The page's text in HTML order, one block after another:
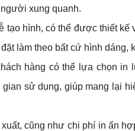
xung quanh.
tạo hình, có thể được thiết
làm theo bất cứ hình dáng,
hàng có thể lựa chọn in
gian sử dụng, giúp mang lại
cũng như chi phí in ấn